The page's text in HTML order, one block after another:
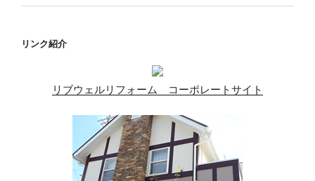
リンク紹介
リブウェルリフォーム コーポレートサイト